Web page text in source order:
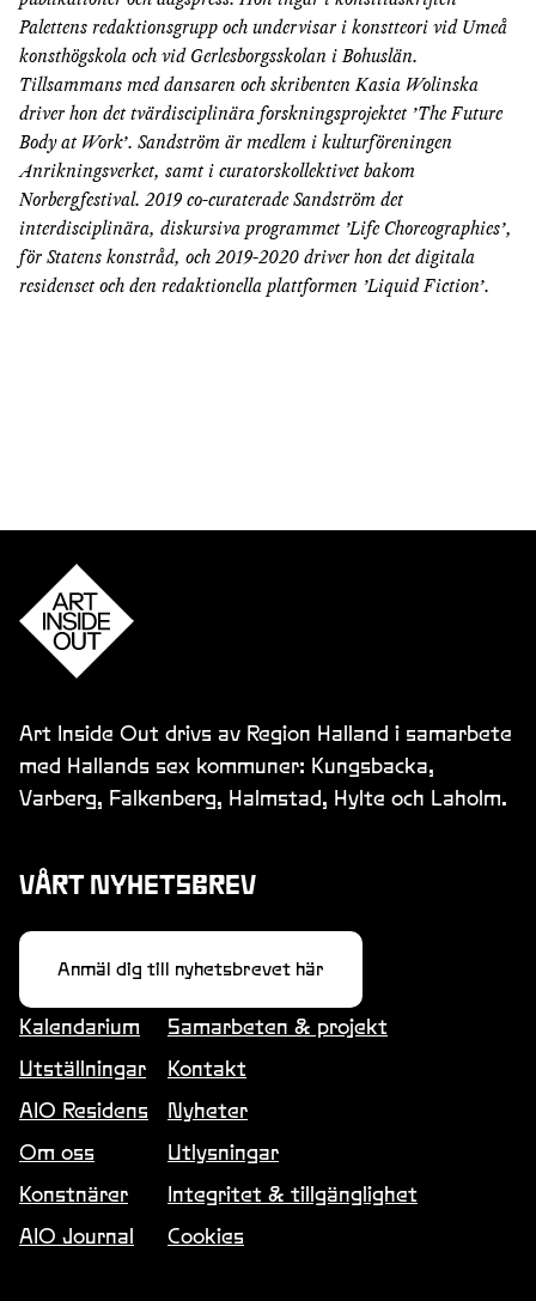
Palettens redaktionsgrupp och undervisar i konstteori vid Umeå
konsthögskola och vid Gerlesborgsskolan i Bohuslän.
Tillsammans med dansaren och skribenten Kasia Wolinska
driver hon det tvärdisciplinära forskningsprojektet ’The Future
Body at Work’. Sandström är medlem i kulturföreningen
Anrikningsverket, samt i curatorskollektivet bakom
Norbergfestival. 2019 co-curaterade Sandström det
interdisciplinära, diskursiva programmet ’Life Choreographies’,
för Statens konstråd, och 2019-2020 driver hon det digitala
residenset och den redaktionella plattformen ’Liquid Fiction’.
Art Inside Out drivs av Region Halland i samarbete
med Hallands sex kommuner: Kungsbacka,
Varberg, Falkenberg, Halmstad, Hylte och Laholm.
VÅRT NYHETSBREV
Anmäl dig till nyhetsbrevet här
Kalendarium
Utställningar
AIO Residens
Om oss
Konstnärer
AIO Journal
Samarbeten & projekt
Kontakt
Nyheter
Utlysningar
Integritet & tillgänglighet
Cookies